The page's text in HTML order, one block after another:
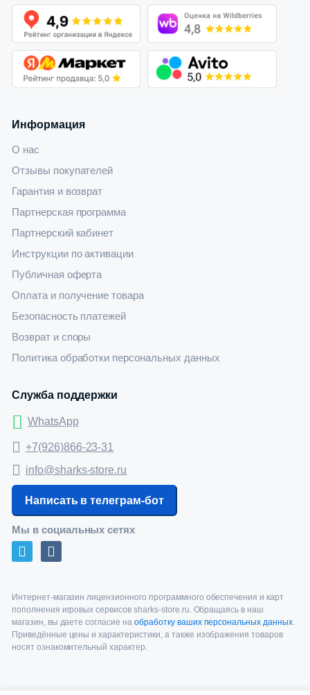
Информация
О нас
Отзывы покупателей
Гарантия и возврат
Партнерская программа
Партнерский кабинет
Инструкции по активации
Публичная оферта
Оплата и получение товара
Безопасность платежей
Возврат и споры
Политика обработки персональных данных
Служба поддержки
WhatsApp
+7(926)866-23-31
info@sharks-store.ru
Написать в телеграм-бот
Мы в социальных сетях
Интернет-магазин лицензионного программного обеспечения и карт
пополнения игровых сервисов sharks-store.ru. Обращаясь в наш
магазин, вы даете согласие на обработку ваших персональных данных.
Приведённые цены и характеристики, а также изображения товаров
носят ознакомительный характер.